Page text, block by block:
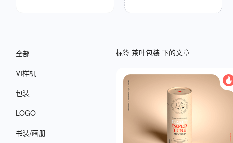
全部
VI样机
包装
LOGO
书装/画册
标签 茶叶包装 下的文章